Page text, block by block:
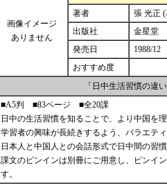
画像イメージ
ありません
著者
張 光正
出版社
金星堂
発売日
1988/12
おすすめ度
「日中生活習慣の
■A5判 ■83ページ ■全20課
日中の生活習慣を知ることで、より中国を
学習者の興味が長続きするよう、バラエテ
日本人と中国人との会話形式で日中間の習
課文のピンインは別冊にご用意し、ピンイ
す。